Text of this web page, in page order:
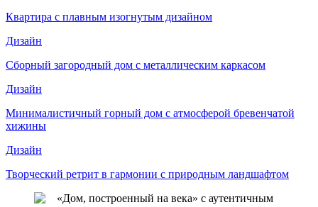
Квартира с плавным изогнутым дизайном
Дизайн
Сборный загородный дом с металлическим каркасом
Дизайн
Минималистичный горный дом с атмосферой бревенчатой
хижины
Дизайн
Творческий ретрит в гармонии с природным ландшафтом